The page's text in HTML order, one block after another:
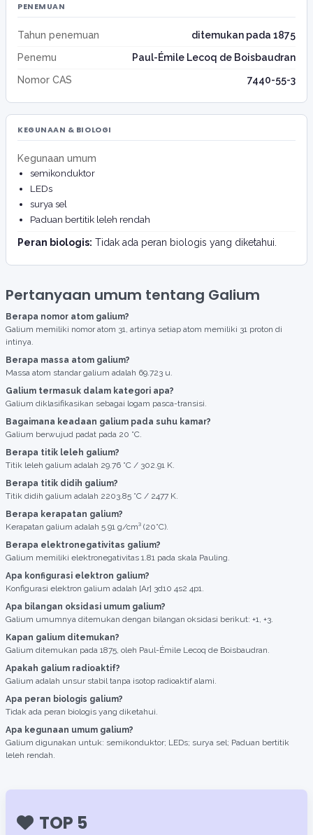
PENEMUAN
Tahun penemuan
ditemukan pada 1875
Penemu
Paul-Émile Lecoq de Boisbaudran
Nomor CAS
7440-55-3
KEGUNAAN & BIOLOGI
Kegunaan umum
semikonduktor
LEDs
surya sel
Paduan bertitik leleh rendah
Peran biologis: Tidak ada peran biologis yang diketahui.
Pertanyaan umum tentang Galium
Berapa nomor atom galium?
Galium memiliki nomor atom 31, artinya setiap atom memiliki 31 proton di
intinya.
Berapa massa atom galium?
Massa atom standar galium adalah 69.723 u.
Galium termasuk dalam kategori apa?
Galium diklasifikasikan sebagai logam pasca-transisi.
Bagaimana keadaan galium pada suhu kamar?
Galium berwujud padat pada 20 °C.
Berapa titik leleh galium?
Titik leleh galium adalah 29.76 °C / 302.91 K.
Berapa titik didih galium?
Titik didih galium adalah 2203.85 °C / 2477 K.
Berapa kerapatan galium?
Kerapatan galium adalah 5.91 g/cm³ (20°C).
Berapa elektronegativitas galium?
Galium memiliki elektronegativitas 1.81 pada skala Pauling.
Apa konfigurasi elektron galium?
Konfigurasi elektron galium adalah [Ar] 3d10 4s2 4p1.
Apa bilangan oksidasi umum galium?
Galium umumnya ditemukan dengan bilangan oksidasi berikut: +1, +3.
Kapan galium ditemukan?
Galium ditemukan pada 1875, oleh Paul-Émile Lecoq de Boisbaudran.
Apakah galium radioaktif?
Galium adalah unsur stabil tanpa isotop radioaktif alami.
Apa peran biologis galium?
Tidak ada peran biologis yang diketahui.
Apa kegunaan umum galium?
Galium digunakan untuk: semikonduktor; LEDs; surya sel; Paduan bertitik
leleh rendah.
TOP 5